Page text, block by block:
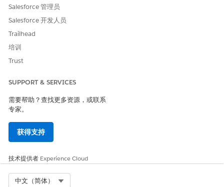
在漏斗阶段中，将质量门分配到测试套件，以开始实施。一旦分
配，网关会自动评估该套件的每次测试运行。
从漏斗视图中，选择
在阶段卡中，单击事件的
单击
备注一旦某个阶段的质量门被分配到测试套件，它就可以从该阶
段中删除或删除。
另请参阅：
创建质量门规则
Salesforce 管理员
Salesforce 开发人员
Trailhead
培训
Trust
SUPPORT & SERVICES
需要帮助？查找更多资源，或联系
专家。
获得支持
技术提供者 Experience Cloud
中文（简体）